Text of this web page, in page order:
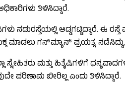
ತಿಳಿಸಿದ್ದಾರೆ.
ನಡುರಸ್ತೆಯಲ್ಲಿ ಅಡ್ಡಗಟ್ಟಿದ್ದಾರೆ. ಈ
ಮಾಡಲು ಗನ್​ಮ್ಯಾನ್​ ಪ್ರಯತ್ನ
ಸ್ನೇಹಿತರು ಮತ್ತು ಹಿತೈಷಿಗಳಿಗೆ
ಪರಿಣಾಮ ಬೀರಿಲ್ಲ ಎಂದು ತಿಳಿಸಿದ್ದಾರೆ.